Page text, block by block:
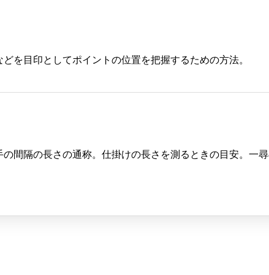
を目印としてポイントの位置を把握するための方法。
間隔の長さの通称。仕掛けの長さを測るときの目安。一